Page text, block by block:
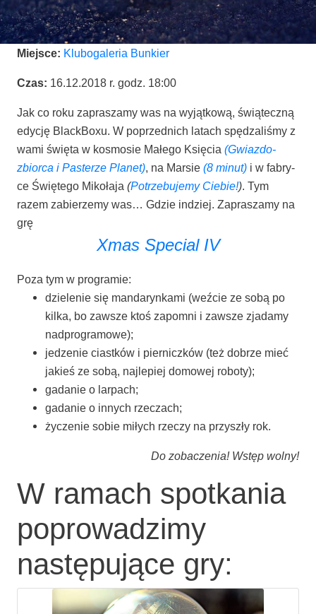
Miej­sce: Klu­bo­ga­le­ria Bunkier
Czas: 16.12.2018 r. godz. 18:00
Jak co roku zapra­sza­my was na wyjąt­ko­wą, świą­tecz­ną
edy­cję Black­Bo­xu. W poprzed­nich latach spę­dza­li­śmy z
wami świę­ta w kosmo­sie Małe­go Księ­cia (Gwiaz­do­
zbior­ca i Paste­rze Pla­net) , na Mar­sie (8 minut) i w fabry­
ce Świę­te­go Miko­ła­ja (Potrze­bu­je­my Cie­bie!) . Tym
razem zabie­rze­my was… Gdzie indziej. Zapra­sza­my na
grę
Xmas Spe­cial IV
Poza tym w programie:
dzie­le­nie się man­da­ryn­ka­mi (weź­cie ze sobą po
kil­ka, bo zawsze ktoś zapo­mni i zawsze zja­da­my
nadprogramowe);
jedze­nie ciast­ków i pier­nicz­ków (też dobrze mieć
jakieś ze sobą, naj­le­piej domo­wej roboty);
gada­nie o larpach;
gada­nie o innych rzeczach;
życze­nie sobie miłych rze­czy na przy­szły rok.
Do zoba­cze­nia! Wstęp wolny!
W ramach spotkania
poprowadzimy
następujące gry: